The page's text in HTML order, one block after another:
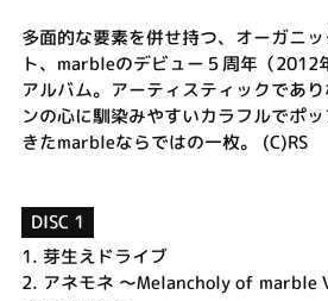
多面的な要素を併せ持つ、オーガニ
ト、marbleのデビュー５周年（2012
アルバム。アーティスティックであ
ンの心に馴染みやすいカラフルでポ
きたmarbleならではの一枚。 (C)RS
DISC 1
1. 芽生えドライブ
2. アネモネ ～Melancholy of marble